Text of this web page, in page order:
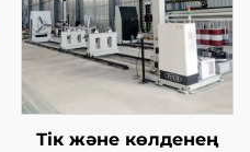
Тік және көлденең